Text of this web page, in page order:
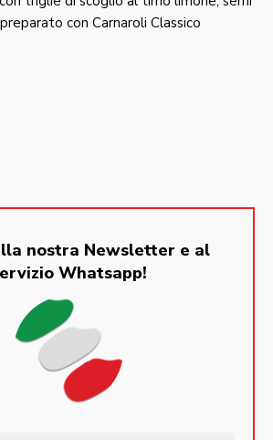
con Carnaroli Classico
nostra Newsletter e al
Whatsapp!